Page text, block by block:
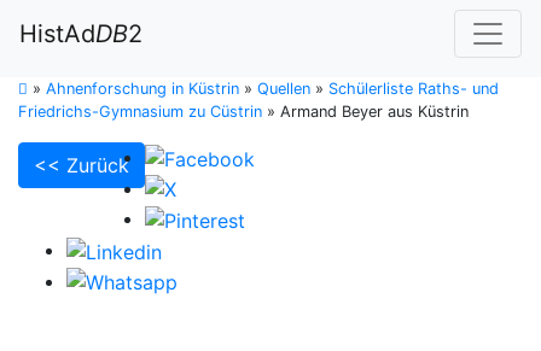
HistAdDB2
» Ahnenforschung in Küstrin » Quellen » Schülerliste Raths- und
Friedrichs-Gymnasium zu Cüstrin » Armand Beyer aus Küstrin
<< Zurück